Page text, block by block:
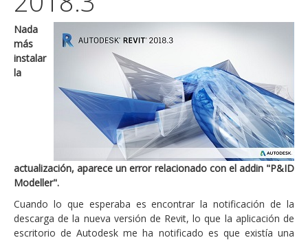
Nada
más
instalar
la
actualización, aparece un error relacionado con el addin "P&ID
Modeller".
Cuando lo que esperaba es encontrar la notificación de la
descarga de la nueva versión de Revit, lo que la aplicación de
escritorio de Autodesk me ha notificado es que existía una